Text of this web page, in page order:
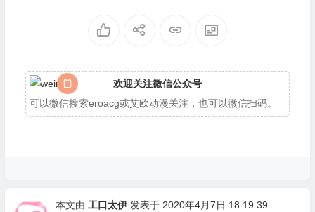
欢迎关注微信公众号
可以微信搜索eroacg或艾欧动漫关注，也可以微信扫码。
本文由 工口太伊发表于 2020年4月7日 18:19:39